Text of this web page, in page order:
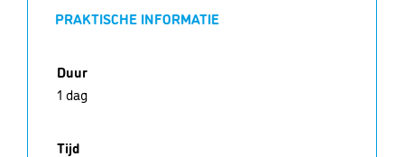
PRAKTISCHE INFORMATIE
Duur
1 dag
Tijd